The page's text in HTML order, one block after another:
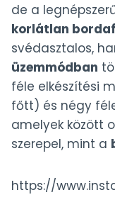
de a
korlátlan
svédasztalos,
üzemmódban
féle elkészítési
főtt) és négy
amelyek között
szerepel, mint a
https://